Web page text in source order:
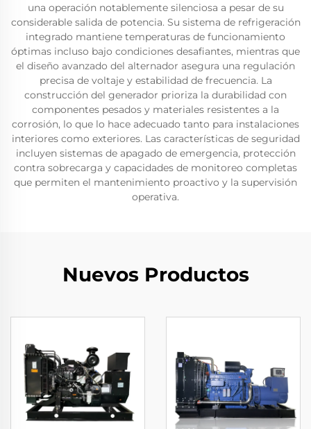
una operación notablemente silenciosa a pesar de su
considerable salida de potencia. Su sistema de refrigeración
integrado mantiene temperaturas de funcionamiento
óptimas incluso bajo condiciones desafiantes, mientras que
el diseño avanzado del alternador asegura una regulación
precisa de voltaje y estabilidad de frecuencia. La
construcción del generador prioriza la durabilidad con
componentes pesados y materiales resistentes a la
corrosión, lo que lo hace adecuado tanto para instalaciones
interiores como exteriores. Las características de seguridad
incluyen sistemas de apagado de emergencia, protección
contra sobrecarga y capacidades de monitoreo completas
que permiten el mantenimiento proactivo y la supervisión
operativa.
Nuevos Productos